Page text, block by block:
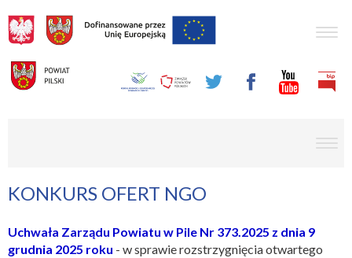
KONKURS OFERT NGO
Uchwała Zarządu Powiatu w Pile Nr 373.2025 z dnia 9
grudnia 2025 roku - w sprawie rozstrzygnięcia otwartego